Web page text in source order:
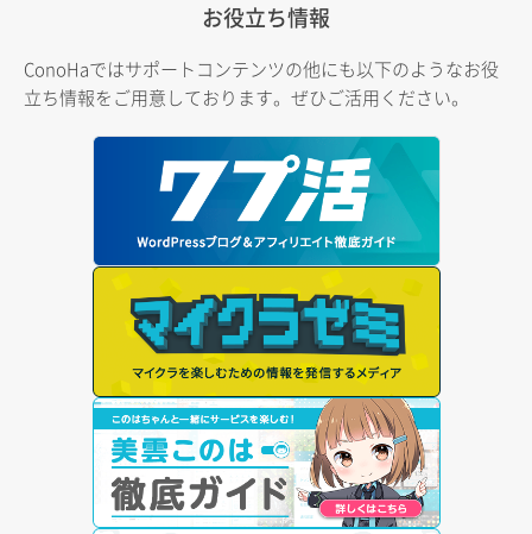
お役立ち情報
ConoHaではサポートコンテンツの他にも以下のようなお役
立ち情報をご用意しております。ぜひご活用ください。